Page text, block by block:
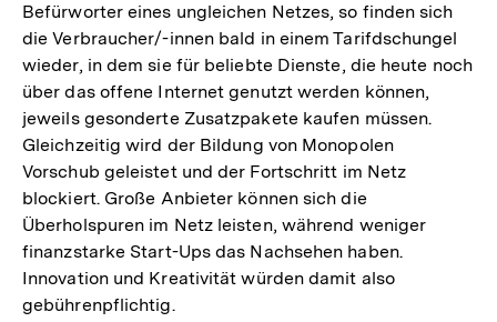
Befürworter eines ungleichen Netzes, so finden sich
die Verbraucher/-innen bald in einem Tarifdschungel
wieder, in dem sie für beliebte Dienste, die heute noch
über das offene Internet genutzt werden können,
jeweils gesonderte Zusatzpakete kaufen müssen.
Gleichzeitig wird der Bildung von Monopolen
Vorschub geleistet und der Fortschritt im Netz
blockiert. Große Anbieter können sich die
Überholspuren im Netz leisten, während weniger
finanzstarke Start-Ups das Nachsehen haben.
Innovation und Kreativität würden damit also
gebührenpflichtig.